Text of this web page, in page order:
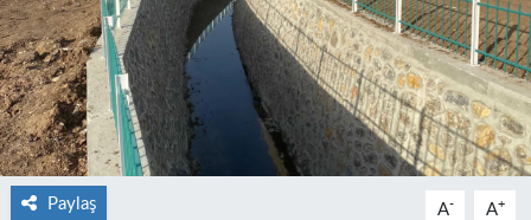
Paylaş A- A+
Resmi İlanlar
Haber Arşivi